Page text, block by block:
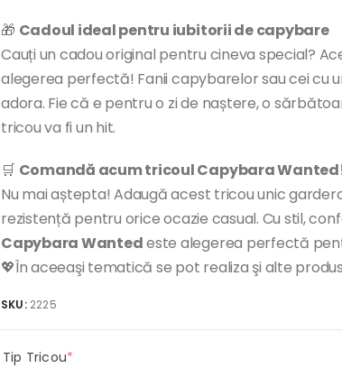
🎁 Cadoul ideal pentru iubitorii de capybare
Cauți un cadou original pentru cineva special?
alegerea perfectă! Fanii capybarelor sau cei cu
adora. Fie că e pentru o zi de naștere, o
tricou va fi un hit.
🛒 Comandă acum tricoul Capybara
Nu mai aștepta! Adaugă acest tricou unic
rezistență pentru orice ocazie casual. Cu stil,
Capybara Wantedeste alegerea perfectă
💖În aceeaşi tematică se pot realiza şi alte
SKU: 2225
Tip Tricou*